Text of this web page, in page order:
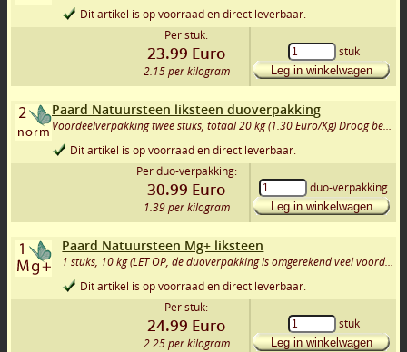
Dit artikel is op voorraad en direct leverbaar.
Per stuk:
23.99 Euro
2.15 per kilogram
stuk
Leg in winkelwagen
Paard Natuursteen liksteen duoverpakking
Voordeelverpakking twee stuks, totaal 20 kg (1.30 Euro/Kg) Droog bewaard = onbeperkt houdbaar!
Dit artikel is op voorraad en direct leverbaar.
Per duo-verpakking:
30.99 Euro
1.39 per kilogram
duo-verpakking
Leg in winkelwagen
Paard Natuursteen Mg+ liksteen
1 stuks, 10 kg (LET OP, de duoverpakking is omgerekend veel voordeliger!)
Dit artikel is op voorraad en direct leverbaar.
Per stuk:
24.99 Euro
2.25 per kilogram
stuk
Leg in winkelwagen